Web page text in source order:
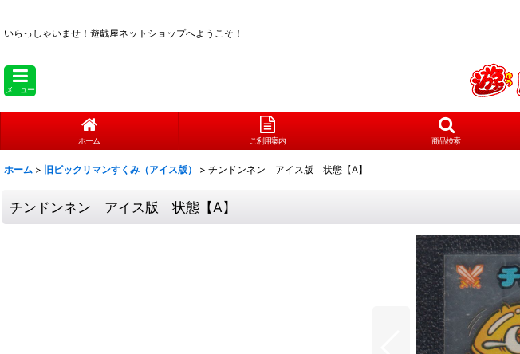
いらっしゃいませ！ 遊戯屋ネットショップへようこそ！
メニュー
ホーム ご利用案内 商品検索
ホーム > 旧ビックリマンすくみ（アイス版） > チンドンネン アイス版 状態【A】
チンドンネン アイス版 状態【A】